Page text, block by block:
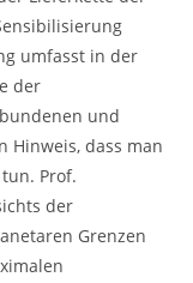
umfasst in der
der
und
Hinweis, dass man
Prof.
der
Grenzen